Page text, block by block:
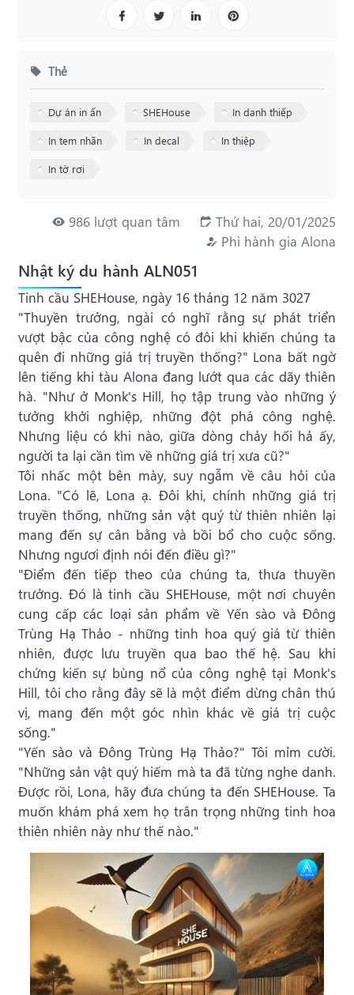
986 lượt quan tâm
Thứ hai, 20/01/2025
Phi hành gia Alona
Nhật ký du hành ALN051
Tinh cầu SHEHouse, ngày 16 tháng 12 năm 3027
"Thuyền trưởng, ngài có nghĩ rằng sự phát triển
vượt bậc của công nghệ có đôi khi khiến chúng ta
quên đi những giá trị truyền thống?" Lona bất ngờ
lên tiếng khi tàu Alona đang lướt qua các dãy thiên
hà. "Như ở Monk's Hill, họ tập trung vào những ý
tưởng khởi nghiệp, những đột phá công nghệ.
Nhưng liệu có khi nào, giữa dòng chảy hối hả ấy,
người ta lại cần tìm về những giá trị xưa cũ?"
Tôi nhấc một bên mày, suy ngẫm về câu hỏi của
Lona. "Có lẽ, Lona ạ. Đôi khi, chính những giá trị
truyền thống, những sản vật quý từ thiên nhiên lại
mang đến sự cân bằng và bồi bổ cho cuộc sống.
Nhưng ngươi định nói đến điều gì?"
"Điểm đến tiếp theo của chúng ta, thưa thuyền
trưởng. Đó là tinh cầu SHEHouse, một nơi chuyên
cung cấp các loại sản phẩm về Yến sào và Đông
Trùng Hạ Thảo - những tinh hoa quý giá từ thiên
nhiên, được lưu truyền qua bao thế hệ. Sau khi
chứng kiến sự bùng nổ của công nghệ tại Monk's
Hill, tôi cho rằng đây sẽ là một điểm dừng chân thú
vị, mang đến một góc nhìn khác về giá trị cuộc
sống."
"Yến sào và Đông Trùng Hạ Thảo?" Tôi mỉm cười.
"Những sản vật quý hiếm mà ta đã từng nghe danh.
Được rồi, Lona, hãy đưa chúng ta đến SHEHouse. Ta
muốn khám phá xem họ trân trọng những tinh hoa
thiên nhiên này như thế nào."
Thẻ
Dự án in ấn SHEHouse In danh thiếp
In tem nhãn In decal In thiệp
In tờ rơi